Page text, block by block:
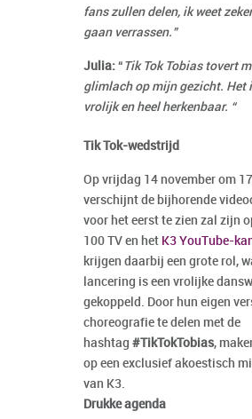
fans zullen delen, ik weet
gaan verrassen.”
Julia: “ Tik Tok Tobias tovert
glimlach op mijn gezicht. Het
vrolijk en heel herkenbaar. “
Tik Tok-wedstrijd
Op vrijdag 14 november om
verschijnt de bijhorende
voor het eerst te zien zal zijn
100 TV en het K3 YouTube-
krijgen daarbij een grote rol,
lancering is een vrolijke
gekoppeld. Door hun eigen
choreografie te delen met de
hashtag #TikTokTobias,
op een exclusief akoestisch
van K3.
Drukke agenda